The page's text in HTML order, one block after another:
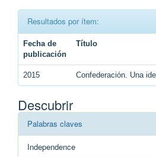
Resultados por ítem:
Fecha de
publicación
Título
2015 Confederación. Una
Descubrir
Palabras claves
Independence